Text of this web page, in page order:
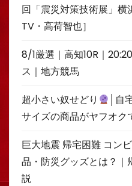
回「震災対策技術展」横
TV・高荷智也］
8/1厳選｜高知10R｜
ス｜地方競馬
超小さい奴せどり
│
サイズの商品がヤフオク
巨大地震 帰宅困難 コン
品・防災グッズとは？｜
説